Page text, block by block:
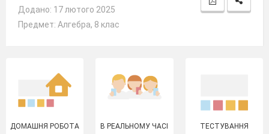
Додано: 17 лютого 2025
Предмет: Алгебра, 8 клас
ДОМАШНЯ РОБОТА В РЕАЛЬНОМУ ЧАСІ ТЕСТУВАННЯ